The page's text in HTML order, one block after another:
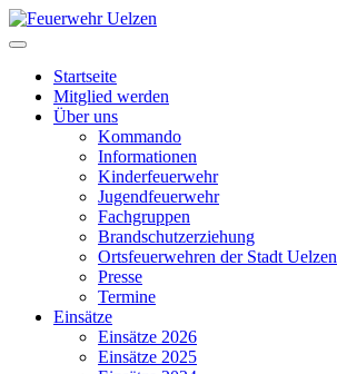
Startseite
Mitglied werden
Über uns
Kommando
Informationen
Kinderfeuerwehr
Jugendfeuerwehr
Fachgruppen
Brandschutzerziehung
Ortsfeuerwehren der Stadt Uelzen
Presse
Termine
Einsätze
Einsätze 2026
Einsätze 2025